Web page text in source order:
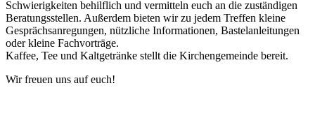
Schwierigkeiten behilflich und vermitteln euch an die zuständigen
Beratungsstellen. Außerdem bieten wir zu jedem Treffen kleine
Gesprächsanregungen, nützliche Informationen, Bastelanleitungen
oder kleine Fachvorträge.
Kaffee, Tee und Kaltgetränke stellt die Kirchengemeinde bereit.
Wir freuen uns auf euch!